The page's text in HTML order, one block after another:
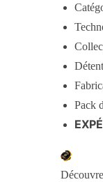
Pack